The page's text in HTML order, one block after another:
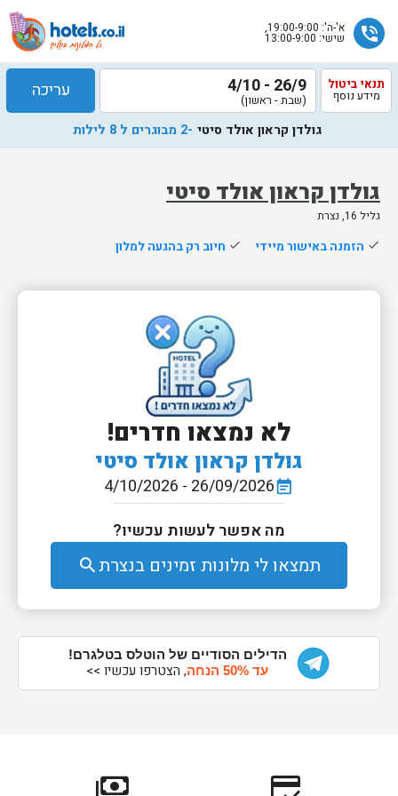
phone_in_talk א'-ה': 19:00-9:00,
שישי: 13:00-9:00
גולדן קראון אולד סיטי
גליל 16, נצרת
תנאי ביטול
מידע נוסף 26/9 - 4/10
(שבת - ראשון) עריכה
גולדן קראון אולד סיטי -2 מבוגרים ל 8 לילות
done הזמנה באישור מיידי done חיוב רק בהגעה למלון
לא נמצאו חדרים!
גולדן קראון אולד סיטי
event_note
26/09/2026 - 4/10/2026
מה אפשר לעשות עכשיו?
תמצאו לי מלונות זמינים בנצרתsearch
הדילים הסודיים של הוטלס בטלגרם!
עד 50% הנחה
, הצטרפו עכשיו >>
שלח